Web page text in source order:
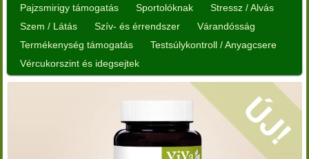
Pajzsmirigy támogatás
Sportolóknak
Stressz / Alvás
Szem / Látás
Szív- és érrendszer
Várandósság
Termékenység támogatás
Testsúlykontroll / Anyagcsere
Vércukorszint és idegsejtek